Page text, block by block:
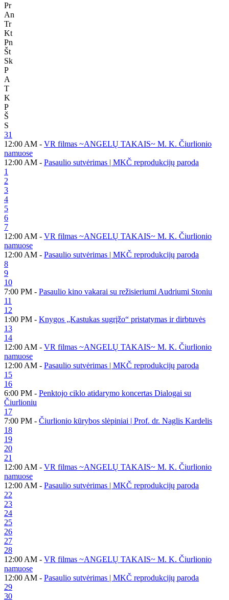
Pr
An
Tr
Kt
Pn
Št
Sk
P
A
T
K
P
Š
S
31
12:00 AM - VR filmas ~ANGELŲ TAKAIS~ M. K. Čiurlionio
namuose
12:00 AM - Pasaulio sutvėrimas | MKČ reprodukcijų paroda
1
2
3
4
5
6
7
12:00 AM - VR filmas ~ANGELŲ TAKAIS~ M. K. Čiurlionio
namuose
12:00 AM - Pasaulio sutvėrimas | MKČ reprodukcijų paroda
8
9
10
7:00 PM - Pasaulio kino vakarai su režisieriumi Audriumi Stoniu
11
12
1:00 PM - Knygos „Kastukas sugrįžo“ pristatymas ir dirbtuvės
13
14
12:00 AM - VR filmas ~ANGELŲ TAKAIS~ M. K. Čiurlionio
namuose
12:00 AM - Pasaulio sutvėrimas | MKČ reprodukcijų paroda
15
16
6:00 PM - Penktojo ciklo atidarymo koncertas Dialogai su
Čiurlioniu
17
7:00 PM - Čiurlionio kūrybos slėpiniai | Prof. dr. Naglis Kardelis
18
19
20
21
12:00 AM - VR filmas ~ANGELŲ TAKAIS~ M. K. Čiurlionio
namuose
12:00 AM - Pasaulio sutvėrimas | MKČ reprodukcijų paroda
22
23
24
25
26
27
28
12:00 AM - VR filmas ~ANGELŲ TAKAIS~ M. K. Čiurlionio
namuose
12:00 AM - Pasaulio sutvėrimas | MKČ reprodukcijų paroda
29
30